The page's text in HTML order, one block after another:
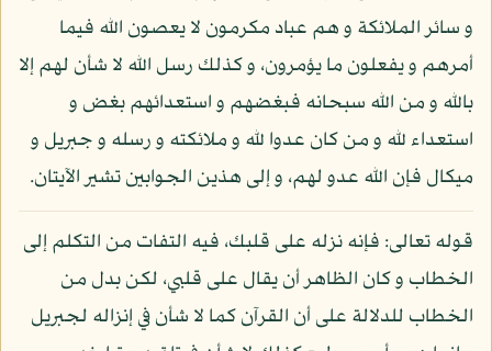
و سائر الملائكة و هم عباد مكرمون لا يعصون الله فيما
أمرهم و يفعلون ما يؤمرون، و كذلك رسل الله لا شأن لهم إلا
بالله و من الله سبحانه فبغضهم و استعدائهم بغض و
استعداء لله و من كان عدوا لله و ملائكته و رسله و جبريل و
ميكال فإن الله عدو لهم، و إلى هذين الجوابين تشير الآيتان.
قوله تعالى: فإنه نزله على قلبك، فيه التفات من التكلم إلى
الخطاب و كان الظاهر أن يقال على قلبي، لكن بدل من
الخطاب للدلالة على أن القرآن كما لا شأن في إنزاله لجبريل